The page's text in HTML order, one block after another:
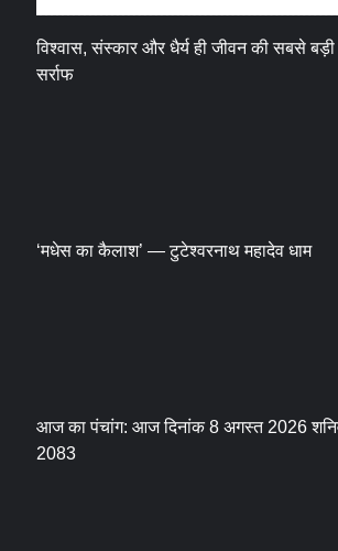
विश्वास, संस्कार और धैर्य ही जीवन की सबसे
सर्राफ
‘मधेस का कैलाश’ — टुटेश्वरनाथ महादेव धाम
आज का पंचांग: आज दिनांक 8 अगस्त 2026
2083